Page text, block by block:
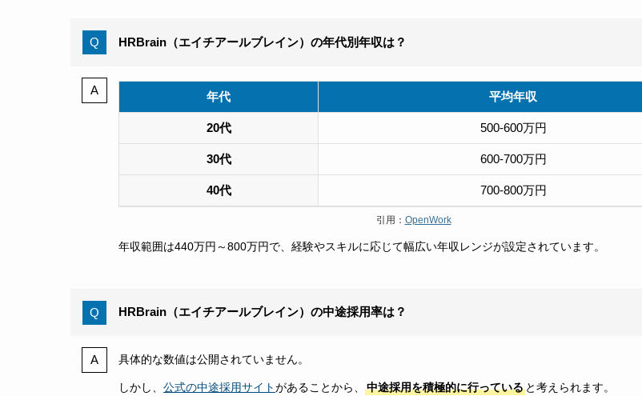
HRBrain（エイチアールブレイン）の年代別年収は？
年代 平均年収
20代 500-600万円
30代 600-700万円
40代 700-800万円
引用： OpenWork
年収範囲は440万円～800万円で、経験やスキルに応じて幅広い年収レンジが設定されています。
HRBrain（エイチアールブレイン）の中途採用率は？
具体的な数値は公開されていません。
しかし、 公式の中途採用サイトがあることから、 中途採用を積極的に行っている と考えられます。